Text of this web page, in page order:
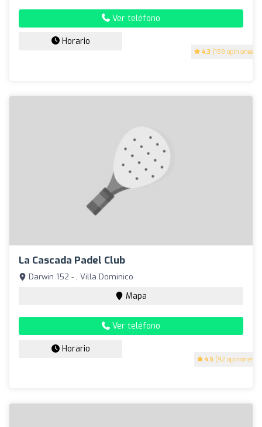
4.3 (199 opiniones)
Ver teléfono
Horario
La Cascada Padel Club
4.5 (92 opiniones)
Darwin 152 - , Villa Dominico
Mapa
Ver teléfono
Horario